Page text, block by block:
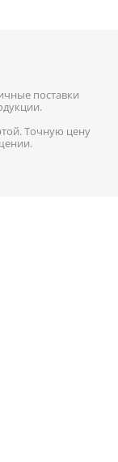
поставки
Точную цену